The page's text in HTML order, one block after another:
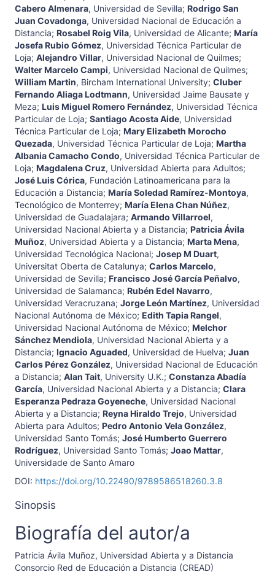
Cabero Almenara, Universidad de Sevilla; Rodrigo San
Juan Covadonga, Universidad Nacional de Educación a
Distancia; Rosabel Roig Vila, Universidad de Alicante; María
Josefa Rubio Gómez, Universidad Técnica Particular de
Loja; Alejandro Villar, Universidad Nacional de Quilmes;
Walter Marcelo Campi, Universidad Nacional de Quilmes;
William Martin, Bircham International University; Cluber
Fernando Aliaga Lodtmann, Universidad Jaime Bausate y
Meza; Luis Miguel Romero Fernández, Universidad Técnica
Particular de Loja; Santiago Acosta Aide, Universidad
Técnica Particular de Loja; Mary Elizabeth Morocho
Quezada, Universidad Técnica Particular de Loja; Martha
Albania Camacho Condo, Universidad Técnica Particular de
Loja; Magdalena Cruz, Universidad Abierta para Adultos;
José Luis Córica, Fundación Latinoamericana para la
Educación a Distancia; María Soledad Ramírez-Montoya,
Tecnológico de Monterrey; María Elena Chan Núñez,
Universidad de Guadalajara; Armando Villarroel,
Universidad Nacional Abierta y a Distancia; Patricia Ávila
Muñoz, Universidad Abierta y a Distancia; Marta Mena,
Universidad Tecnológica Nacional; Josep M Duart,
Universitat Oberta de Catalunya; Carlos Marcelo,
Universidad de Sevilla; Francisco José García Peñalvo,
Universidad de Salamanca; Rubén Edel Navarro,
Universidad Veracruzana; Jorge León Martínez, Universidad
Nacional Autónoma de México; Edith Tapia Rangel,
Universidad Nacional Autónoma de México; Melchor
Sánchez Mendiola, Universidad Nacional Abierta y a
Distancia; Ignacio Aguaded, Universidad de Huelva; Juan
Carlos Pérez González, Universidad Nacional de Educación
a Distancia; Alan Tait, University U.K.; Constanza Abadía
García, Universidad Nacional Abierta y a Distancia; Clara
Esperanza Pedraza Goyeneche, Universidad Nacional
Abierta y a Distancia; Reyna Hiraldo Trejo, Universidad
Abierta para Adultos; Pedro Antonio Vela González,
Universidad Santo Tomás; José Humberto Guerrero
Rodríguez, Universidad Santo Tomás; Joao Mattar,
Universidade de Santo Amaro
DOI: https://doi.org/10.22490/9789586518260.3.8
Sinopsis
Biografía del autor/a
Patricia Ávila Muñoz, Universidad Abierta y a Distancia
Consorcio Red de Educación a Distancia (CREAD)